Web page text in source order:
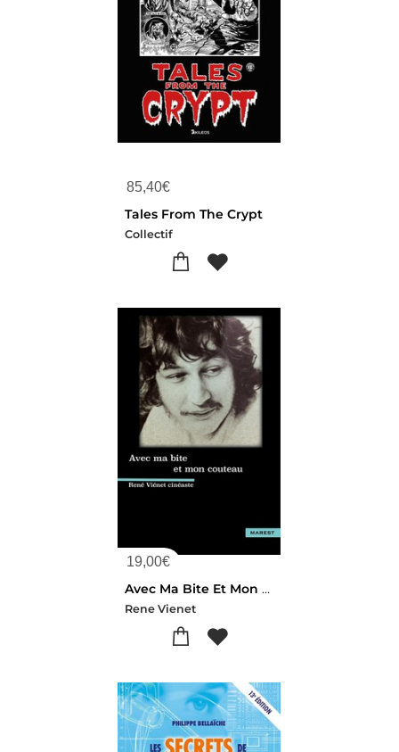
85,40€
Tales From The Crypt
Collectif
19,00€
Avec Ma Bite Et Mon Couteau
Rene Vienet